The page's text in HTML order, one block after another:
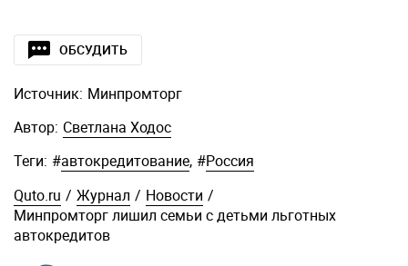
ОБСУДИТЬ
Источник: Минпромторг
Автор: Светлана Ходос
Теги: #автокредитование, #Россия
Quto.ru / Журнал / Новости /
Минпромторг лишил семьи с детьми льготных
автокредитов